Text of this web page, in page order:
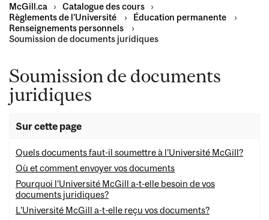
McGill.ca › Catalogue des cours
›
Règlements de l’Université
› Éducation permanente
›
Renseignements personnels
›
Soumission de documents juridiques
Soumission de documents
juridiques
Sur cette page
Quels documents faut-il soumettre à l’Université McGill?
Où et comment envoyer vos documents
Pourquoi l’Université McGill a-t-elle besoin de vos
documents juridiques?
L’Université McGill a-t-elle reçu vos documents?